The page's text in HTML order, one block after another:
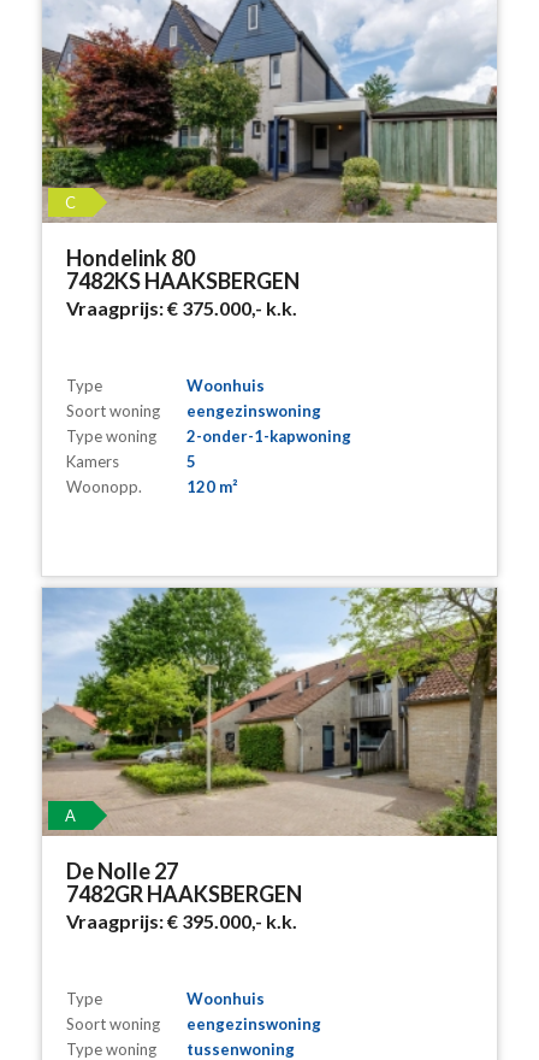
C
Hondelink 80
7482KS HAAKSBERGEN
Vraagprijs:€ 375.000,- k.k.
Type
Woonhuis
Soort woning
eengezinswoning
Type woning
2-onder-1-kapwoning
Kamers
5
Woonopp.
120 m²
A
De Nolle 27
7482GR HAAKSBERGEN
Vraagprijs:€ 395.000,- k.k.
Type
Woonhuis
Soort woning
eengezinswoning
Type woning
tussenwoning